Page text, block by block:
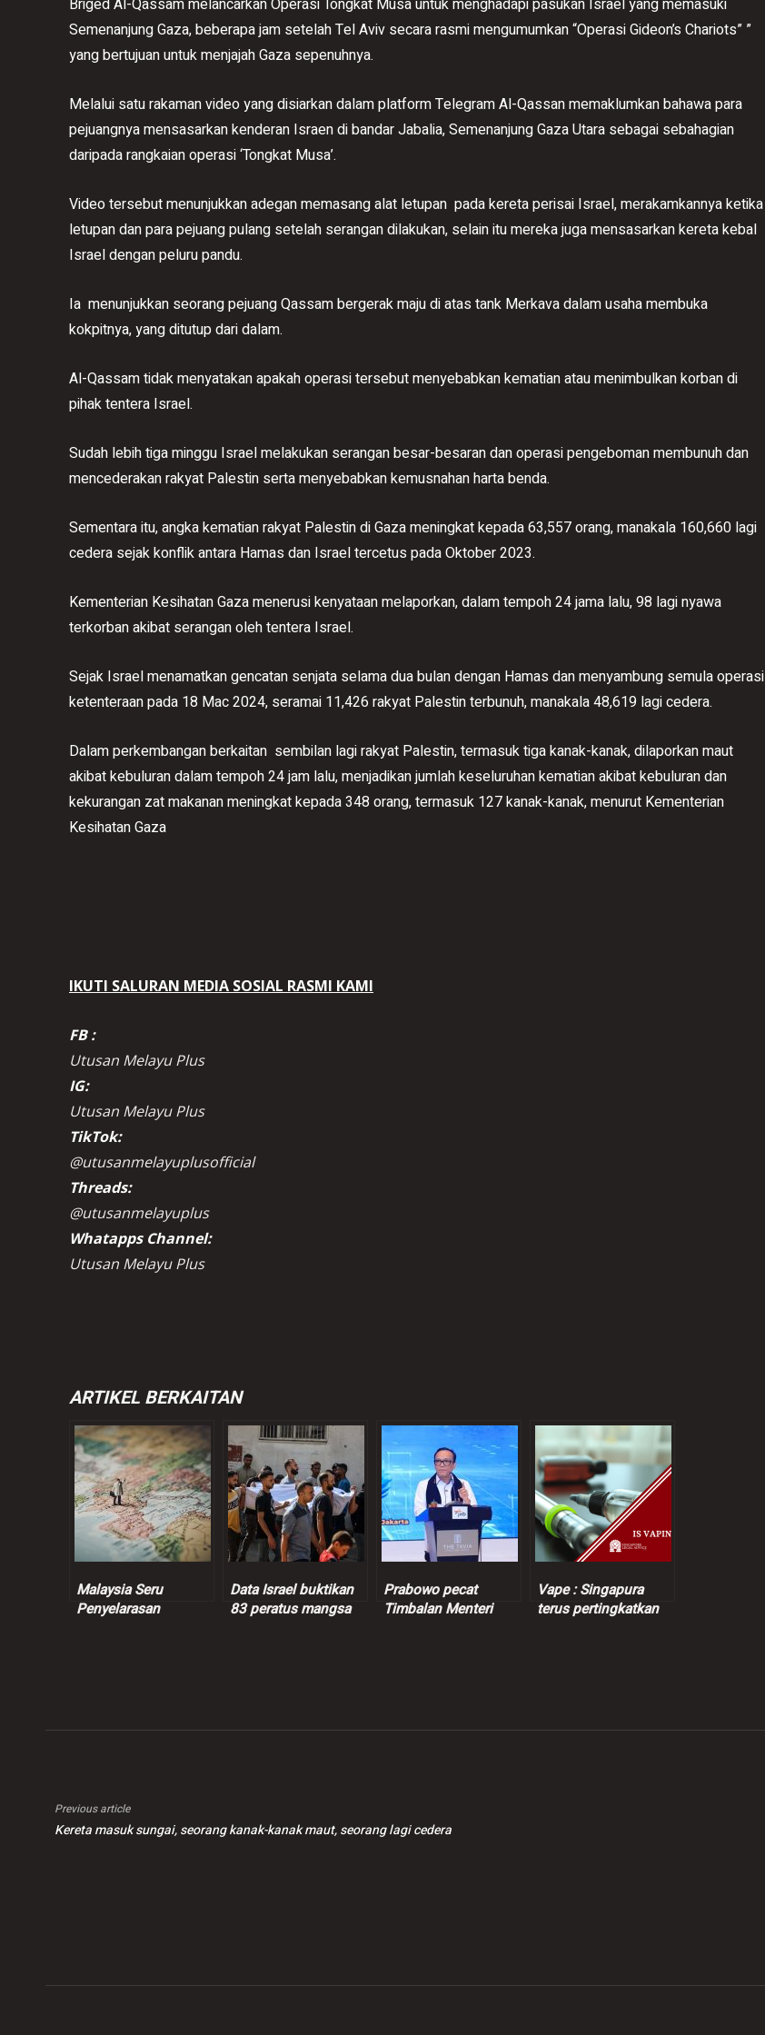
Briged Al-Qassam melancarkan Operasi Tongkat Musa untuk menghadapi pasukan Israel yang memasuki
Semenanjung Gaza, beberapa jam setelah Tel Aviv secara rasmi mengumumkan “Operasi Gideon’s Chariots” ”
yang bertujuan untuk menjajah Gaza sepenuhnya.
Melalui satu rakaman video yang disiarkan dalam platform Telegram Al-Qassan memaklumkan bahawa para
pejuangnya mensasarkan kenderan Israen di bandar Jabalia, Semenanjung Gaza Utara sebagai sebahagian
daripada rangkaian operasi ‘Tongkat Musa’.
Video tersebut menunjukkan adegan memasang alat letupan pada kereta perisai Israel, merakamkannya ketika
letupan dan para pejuang pulang setelah serangan dilakukan, selain itu mereka juga mensasarkan kereta kebal
Israel dengan peluru pandu.
Ia menunjukkan seorang pejuang Qassam bergerak maju di atas tank Merkava dalam usaha membuka
kokpitnya, yang ditutup dari dalam.
Al-Qassam tidak menyatakan apakah operasi tersebut menyebabkan kematian atau menimbulkan korban di
pihak tentera Israel.
Sudah lebih tiga minggu Israel melakukan serangan besar-besaran dan operasi pengeboman membunuh dan
mencederakan rakyat Palestin serta menyebabkan kemusnahan harta benda.
Sementara itu, angka kematian rakyat Palestin di Gaza meningkat kepada 63,557 orang, manakala 160,660 lagi
cedera sejak konflik antara Hamas dan Israel tercetus pada Oktober 2023.
Kementerian Kesihatan Gaza menerusi kenyataan melaporkan, dalam tempoh 24 jama lalu, 98 lagi nyawa
terkorban akibat serangan oleh tentera Israel.
Sejak Israel menamatkan gencatan senjata selama dua bulan dengan Hamas dan menyambung semula operasi
ketenteraan pada 18 Mac 2024, seramai 11,426 rakyat Palestin terbunuh, manakala 48,619 lagi cedera.
Dalam perkembangan berkaitan sembilan lagi rakyat Palestin, termasuk tiga kanak-kanak, dilaporkan maut
akibat kebuluran dalam tempoh 24 jam lalu, menjadikan jumlah keseluruhan kematian akibat kebuluran dan
kekurangan zat makanan meningkat kepada 348 orang, termasuk 127 kanak-kanak, menurut Kementerian
Kesihatan Gaza
IKUTI SALURAN MEDIA SOSIAL RASMI KAMI
FB :
Utusan Melayu Plus
IG:
Utusan Melayu Plus
TikTok:
@utusanmelayuplusofficial
Threads:
@utusanmelayuplus
Whatapps Channel:
Utusan Melayu Plus
ARTIKEL BERKAITAN
Malaysia Seru
Penyelarasan
Data Israel buktikan
83 peratus mangsa
Prabowo pecat
Timbalan Menteri
Vape : Singapura
terus pertingkatkan
Previous article
Kereta masuk sungai, seorang kanak-kanak maut, seorang lagi cedera